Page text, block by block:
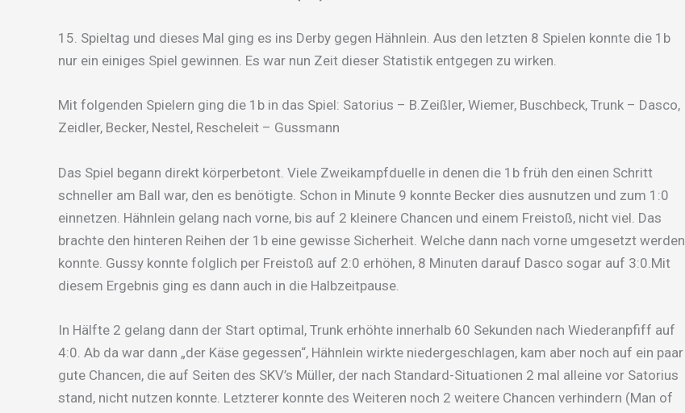
15. Spieltag und dieses Mal ging es ins Derby gegen Hähnlein. Aus den letzten 8 Spielen konnte die 1b
nur ein einiges Spiel gewinnen. Es war nun Zeit dieser Statistik entgegen zu wirken.
Mit folgenden Spielern ging die 1b in das Spiel: Satorius – B.Zeißler, Wiemer, Buschbeck, Trunk – Dasco,
Zeidler, Becker, Nestel, Rescheleit – Gussmann
Das Spiel begann direkt körperbetont. Viele Zweikampfduelle in denen die 1b früh den einen Schritt
schneller am Ball war, den es benötigte. Schon in Minute 9 konnte Becker dies ausnutzen und zum 1:0
einnetzen. Hähnlein gelang nach vorne, bis auf 2 kleinere Chancen und einem Freistoß, nicht viel. Das
brachte den hinteren Reihen der 1b eine gewisse Sicherheit. Welche dann nach vorne umgesetzt werden
konnte. Gussy konnte folglich per Freistoß auf 2:0 erhöhen, 8 Minuten darauf Dasco sogar auf 3:0.Mit
diesem Ergebnis ging es dann auch in die Halbzeitpause.
In Hälfte 2 gelang dann der Start optimal, Trunk erhöhte innerhalb 60 Sekunden nach Wiederanpfiff auf
4:0. Ab da war dann „der Käse gegessen“, Hähnlein wirkte niedergeschlagen, kam aber noch auf ein paar
gute Chancen, die auf Seiten des SKV’s Müller, der nach Standard-Situationen 2 mal alleine vor Satorius
stand, nicht nutzen konnte. Letzterer konnte des Weiteren noch 2 weitere Chancen verhindern (Man of